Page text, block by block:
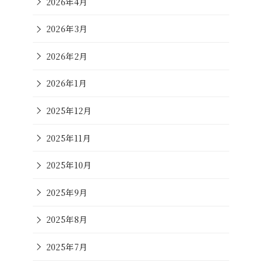
2026年3月
2026年2月
2026年1月
2025年12月
2025年11月
2025年10月
2025年9月
2025年8月
2025年7月